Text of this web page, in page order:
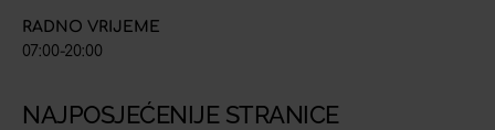
RADNO VRIJEME
07:00-20:00
NAJPOSJEĆENIJE STRANICE